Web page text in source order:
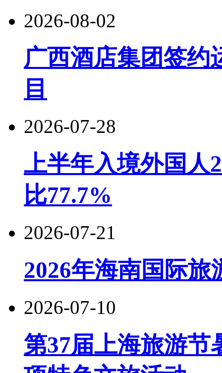
2026-08-02
广西酒店集团签约
目
2026-07-28
上半年入境外国人
比77.7%
2026-07-21
2026年海南国际
2026-07-10
第37届上海旅游节